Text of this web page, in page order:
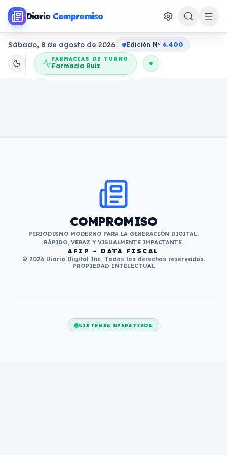
Diario Compromiso
Sábado, 8 de agosto de 2026 Edición No 6.400
FARMACIAS DE TURNO
Farmacia Ruiz
COMPROMISO
PERIODISMO MODERNO PARA LA GENERACIÓN DIGITAL.
RÁPIDO, VERAZ Y VISUALMENTE IMPACTANTE.
AFIP - DATA FISCAL
© 2026 Diario Digital Inc. Todos los derechos reservados.
PROPIEDAD INTELECTUAL
SISTEMAS OPERATIVOS